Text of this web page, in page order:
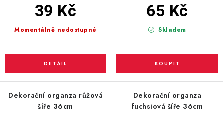
Momentálně nedostupné
39 Kč
Skladem
65 Kč
Dekorační organza růžová
šíře 36cm
Dekorační organza
fuchsiová šíře 36cm